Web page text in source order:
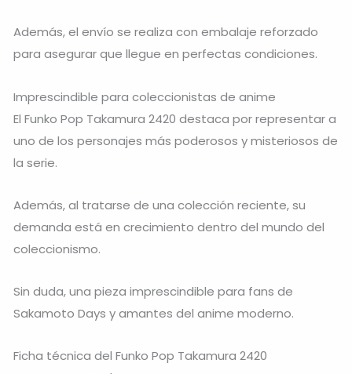
Además, el envío se realiza con embalaje reforzado
para asegurar que llegue en perfectas condiciones.
Imprescindible para coleccionistas de anime
El Funko Pop Takamura 2420 destaca por representar a
uno de los personajes más poderosos y misteriosos de
la serie.
Además, al tratarse de una colección reciente, su
demanda está en crecimiento dentro del mundo del
coleccionismo.
Sin duda, una pieza imprescindible para fans de
Sakamoto Days y amantes del anime moderno.
Ficha técnica del Funko Pop Takamura 2420